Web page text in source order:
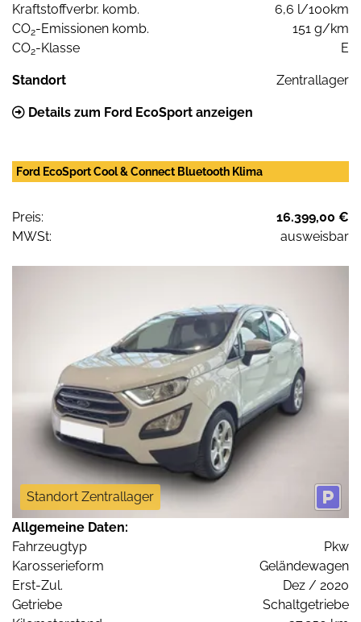
Kraftstoffverbr. komb.
6,6 l/100km
CO2-Emissionen komb.
151 g/km
CO2-Klasse E
Standort Zentrallager
Details zum Ford EcoSport anzeigen
Ford EcoSport Cool & Connect Bluetooth Klima
Preis:
16.399,00 €
MWSt:
ausweisbar
Standort Zentrallager
Allgemeine Daten:
Fahrzeugtyp
Pkw
Karosserieform
Geländewagen
Erst-Zul.
Dez / 2020
Getriebe
Schaltgetriebe